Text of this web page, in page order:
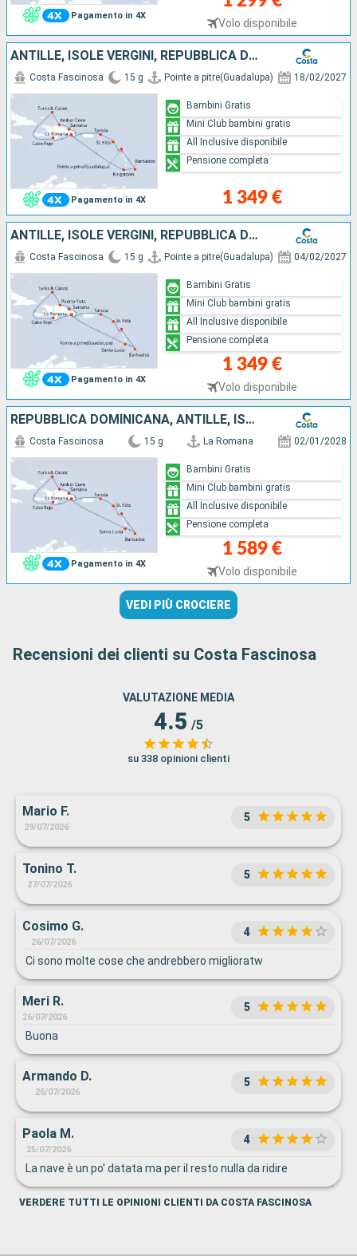
Pagamento in 4X
Volo disponibile
ANTILLE, ISOLE VERGINI, REPUBBLICA DOMINICANA, ISOLE TURKS
Pagamento in 4X
Costa Fascinosa 15 g Pointe a pitre(Guadalupa) 18/02/2027
1 349 €
Bambini Gratis
Mini Club bambini gratis
All Inclusive disponibile
Pensione completa
ANTILLE, ISOLE VERGINI, REPUBBLICA DOMINICANA, ISOLE TURKS
Pagamento in 4X
Costa Fascinosa 15 g Pointe a pitre(Guadalupa) 04/02/2027
1 349 €
Volo disponibile
Bambini Gratis
Mini Club bambini gratis
All Inclusive disponibile
Pensione completa
REPUBBLICA DOMINICANA, ANTILLE, ISOLE VERGINI, ISOLE TURKS
Pagamento in 4X
Costa Fascinosa 15 g La Romana 02/01/2028
1 589 €
Volo disponibile
Bambini Gratis
Mini Club bambini gratis
All Inclusive disponibile
Pensione completa
VEDI PIÙ CROCIERE
Recensioni dei clienti su Costa Fascinosa
VALUTAZIONE MEDIA
4.5 /5
su 338 opinioni clienti
Mario F.
29/07/2026
5
Tonino T.
27/07/2026
5
Cosimo G.
26/07/2026
4
Ci sono molte cose che andrebbero miglioratw
Meri R.
26/07/2026
5
Buona
Armando D.
26/07/2026
5
Paola M.
25/07/2026
4
La nave è un po' datata ma per il resto nulla da ridire
VERDERE TUTTI LE OPINIONI CLIENTI DA COSTA FASCINOSA